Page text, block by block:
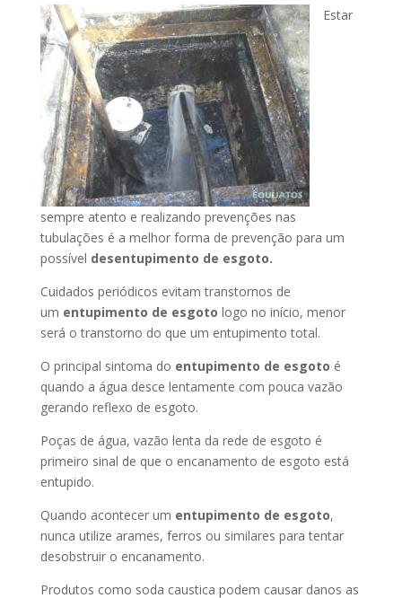
Estar
sempre atento e realizando prevenções nas
tubulações é a melhor forma de prevenção para um
possível desentupimento de esgoto.
Cuidados periódicos evitam transtornos de
um entupimento de esgoto logo no início, menor
será o transtorno do que um entupimento total.
O principal sintoma do entupimento de esgoto é
quando a água desce lentamente com pouca vazão
gerando reflexo de esgoto.
Poças de água, vazão lenta da rede de esgoto é
primeiro sinal de que o encanamento de esgoto está
entupido.
Quando acontecer um entupimento de esgoto,
nunca utilize arames, ferros ou similares para tentar
desobstruir o encanamento.
Produtos como soda caustica podem causar danos as